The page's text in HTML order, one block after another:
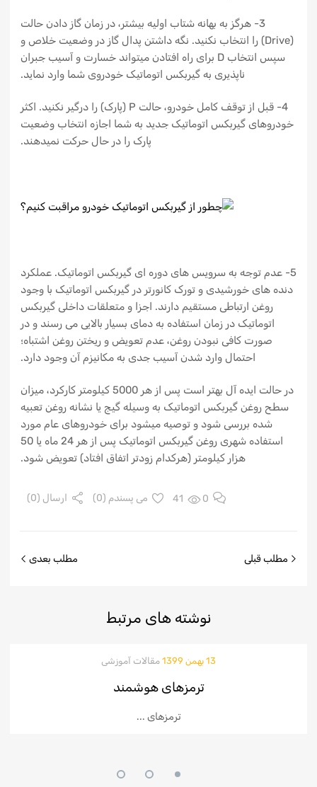
3- هرگز به بهانه شتاب اولیه بیشتر، در زمان گاز دادن حالت
(Drive) را انتخاب نکنید. نگه داشتن پدال گاز در وضعیت خلاص و
سپس انتخاب D برای راه افتادن میتواند خسارت و آسیب جبران
ناپذیری به گیربکس اتوماتیک خودروی شما وارد نماید.
4- قبل از توقف کامل خودرو، حالت P (پارک) را درگیر نکنید. اکثر
خودروهای گیربکس اتوماتیک جدید به شما اجازه انتخاب وضعیت
پارک را در حال حرکت نمیدهند.
5- عدم توجه به سرویس های دوره ای گیربکس اتوماتیک. عملکرد
دنده های خورشیدی و تورک کانورتر در گیربکس اتوماتیک با وجود
روغن ارتباطی مستقیم دارند. اجزا و متعلقات داخلی گیربکس
اتوماتیک در زمان استفاده به دمای بسیار بالایی می رسند و در
صورت کافی نبودن روغن، عدم تعویض و ریختن روغن اشتباه؛
احتمال وارد شدن آسیب جدی به مکانیزم آن وجود دارد.
در حالت ایده آل بهتر است پس از هر 5000 کیلومتر کارکرد، میزان
سطح روغن گیربکس اتوماتیک به وسیله گیج یا نشانه روغن تعبیه
شده بررسی شود و توصیه میشود برای خودروهای عام مورد
استفاده شهری روغن گیربکس اتوماتیک پس از هر 24 ماه یا 50
هزار کیلومتر (هرکدام زودتر اتفاق افتاد) تعویض شود.
0
41 می پسندم (0
) ارسال (0)
مطلب قبلی مطلب بعدی
نوشته های مرتبط
13 بهمن 1399 مقالات آموزشی
ترمزهای هوشمند
ترمزهای ...